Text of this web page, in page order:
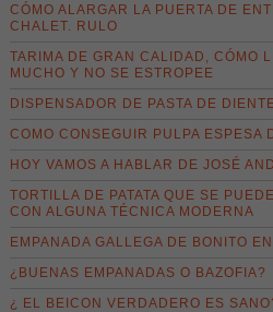
CÓMO ALARGAR LA PUERTA DE
CHALET. RULO
TARIMA DE GRAN CALIDAD, CÓMO
MUCHO Y NO SE ESTROPEE
DISPENSADOR DE PASTA DE
COMO CONSEGUIR PULPA ESPESA
HOY VAMOS A HABLAR DE JOSÉ
TORTILLA DE PATATA QUE SE
CON ALGUNA TÉCNICA MODERNA
EMPANADA GALLEGA DE BONITO
¿BUENAS EMPANADAS O BAZOFIA?
¿ EL BEICON VERDADERO ES